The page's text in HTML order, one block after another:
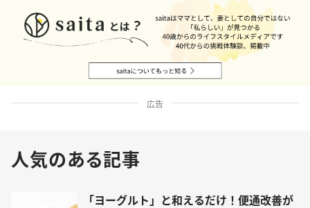
広告
人気のある記事
「ヨーグルト」と和えるだけ！便通改善が